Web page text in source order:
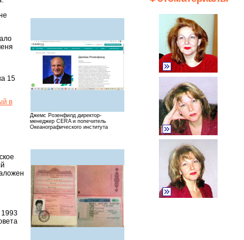
Джемс Розенфилд директор-
менеджер CERA и попечитель
Океанографического института
15
в
1993